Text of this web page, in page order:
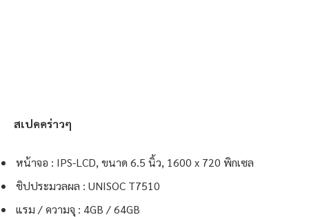
สเปคคร่าวๆ
หน้าจอ : IPS-LCD, ขนาด 6.5 นิ้ว, 1600 x 720 พิกเซล
ชิปประมวลผล : UNISOC T7510
แรม / ความจุ : 4GB / 64GB